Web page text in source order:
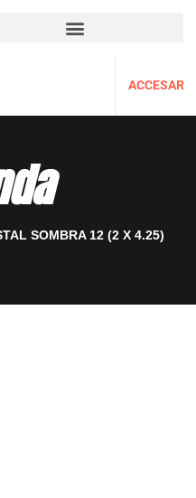
ACCESAR
SOMBRA 12 (2 X 4.25)